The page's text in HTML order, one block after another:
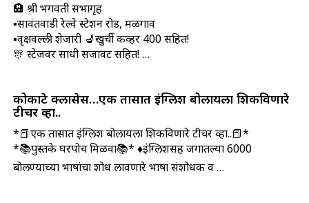
🏨 श्री भगवती सभागृह
▪सावंतवाडी रेल्वे स्टेशन रोड, मळगाव
▪वृक्षवल्ली शेजारी 💺खुर्ची कव्हर 400 सहित!
🎊 स्टेजवर साधी सजावट सहित! …
कोकाटे क्लासेस…एक तासात इंग्लिश बोलायला शिकविणारे
टीचर व्हा..
*📕एक तासात इंग्लिश बोलायला शिकविणारे टीचर व्हा..📕*
*📚पुस्तके घरपोच मिळवा📚* ♦इंग्लिशसह जगातल्या 6000
बोलण्याच्या भाषांचा शोध लावणारे भाषा संशोधक व …